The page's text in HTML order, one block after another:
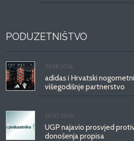
PODUZETNIŠTVO
01.08.2026.
adidas i Hrvatski
višegodišnje partnerstvo
30.07.2026.
UGP najavio prosvjed
donošenja propisa